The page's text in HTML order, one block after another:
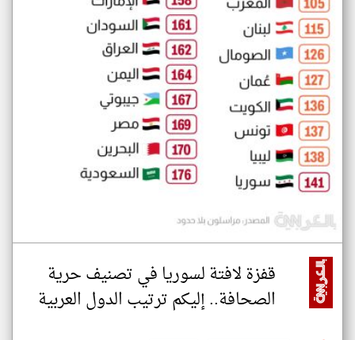
قفزة لافتة لسوريا في تصنيف حرية
الصحافة.. إليكم ترتيب الدول العربية